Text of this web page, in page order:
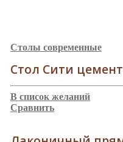
Столы современные
Стол Сити цемент
В список желаний
Сравнить